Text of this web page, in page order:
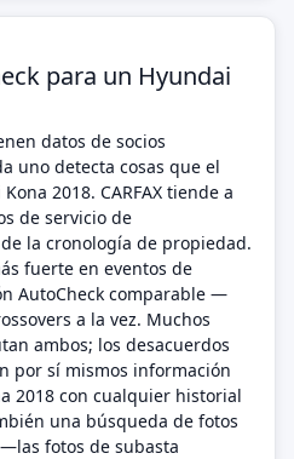
para un Hyundai
datos de socios
uno detecta cosas que el
2018. CARFAX tiende a
de servicio de
la cronología de propiedad.
fuerte en eventos de
AutoCheck comparable —
a la vez. Muchos
ambos; los desacuerdos
por sí mismos información
2018 con cualquier historial
una búsqueda de fotos
fotos de subasta